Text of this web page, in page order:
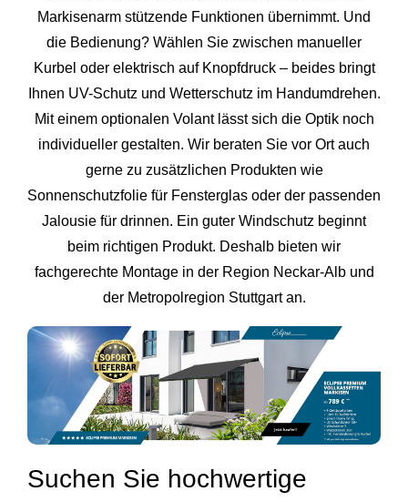
Markisenarm stützende Funktionen übernimmt. Und
die Bedienung? Wählen Sie zwischen manueller
Kurbel oder elektrisch auf Knopfdruck – beides bringt
Ihnen UV-Schutz und Wetterschutz im Handumdrehen.
Mit einem optionalen Volant lässt sich die Optik noch
individueller gestalten. Wir beraten Sie vor Ort auch
gerne zu zusätzlichen Produkten wie
Sonnenschutzfolie für Fensterglas oder der passenden
Jalousie für drinnen. Ein guter Windschutz beginnt
beim richtigen Produkt. Deshalb bieten wir
fachgerechte Montage in der Region Neckar‑Alb und
der Metropolregion Stuttgartan.
Suchen Sie hochwertige